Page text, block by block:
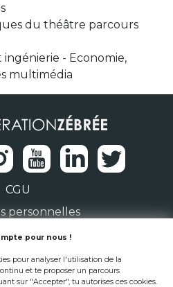
du théâtre parcours
ingénierie - Economie,
multimédia
CGU
personnelles
Noë 44300 Nantes
pour nous !
pour analyser l'utilisation de la
et te proposer un parcours
sur "Accepter", tu autorises ces cookies.